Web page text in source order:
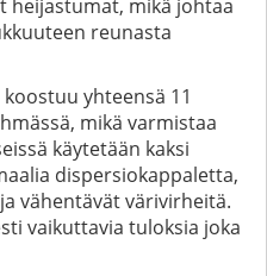
heijastumat, mikä johtaa
reunasta
yhteensä 11
mikä varmistaa
käytetään kaksi
dispersiokappaletta,
vähentävät värivirheitä.
vaikuttavia tuloksia joka